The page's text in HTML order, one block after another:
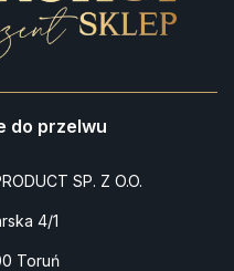
do przelwu
SP. Z O.O.
4/1
Toruń